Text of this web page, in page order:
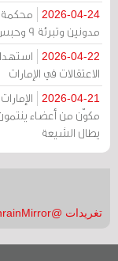
2026-04-24
مدونين وتبرئة 9 وحبس 18 متهماً بالتعاطف مع إيران
2026-04-22
الاعتقالات في الإمارات
2026-04-21
مكوّن من أعضاء
يطال الشيعة
تغريدات @BahrainMirror